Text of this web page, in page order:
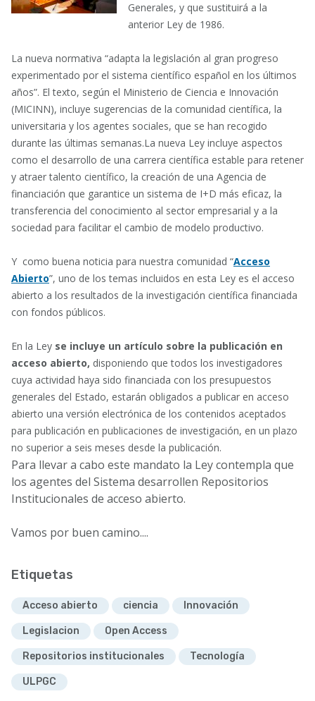
Generales, y que sustituirá a la
anterior Ley de 1986.
La nueva normativa “adapta la legislación al gran progreso
experimentado por el sistema científico español en los últimos
años”. El texto, según el Ministerio de Ciencia e Innovación
(MICINN), incluye sugerencias de la comunidad científica, la
universitaria y los agentes sociales, que se han recogido
durante las últimas semanas.La nueva Ley incluye aspectos
como el desarrollo de una carrera científica estable para retener
y atraer talento científico, la creación de una Agencia de
financiación que garantice un sistema de I+D más eficaz, la
transferencia del conocimiento al sector empresarial y a la
sociedad para facilitar el cambio de modelo productivo.
Y como buena noticia para nuestra comunidad “Acceso
Abierto”, uno de los temas incluidos en esta Ley es el acceso
abierto a los resultados de la investigación científica financiada
con fondos públicos.
En la Ley se incluye un artículo sobre la publicación en
acceso abierto, disponiendo que todos los investigadores
cuya actividad haya sido financiada con los presupuestos
generales del Estado, estarán obligados a publicar en acceso
abierto una versión electrónica de los contenidos aceptados
para publicación en publicaciones de investigación, en un plazo
no superior a seis meses desde la publicación.
Para llevar a cabo este mandato la Ley contempla que
los agentes del Sistema desarrollen Repositorios
Institucionales de acceso abierto.
Vamos por buen camino....
Etiquetas
Acceso abierto ciencia Innovación
Legislacion Open Access
Repositorios institucionales Tecnología
ULPGC